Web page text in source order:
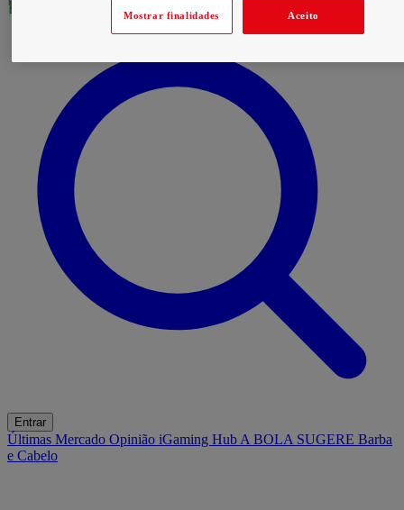
Entrar
Últimas Mercado Opinião iGaming Hub A BOLA SUGERE Barba
e Cabelo
Mostrar finalidades Aceito